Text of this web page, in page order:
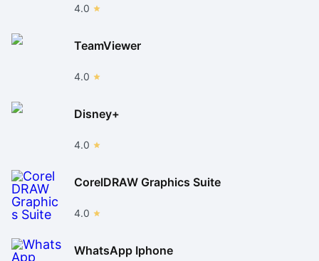
4.0
TeamViewer
4.0
Disney+
4.0
CorelDRAW Graphics Suite
4.0
WhatsApp Iphone